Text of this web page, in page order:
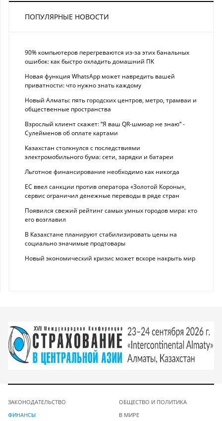
ПОПУЛЯРНЫЕ НОВОСТИ
90% компьютеров перегреваются из-за этих банальных
ошибок: как быстро охладить домашний ПК
Новая функция WhatsApp может навредить вашей
приватности: что нужно знать каждому
Новый Алматы: пять городских центров, метро, трамваи и
общественные пространства
Взрослый клиент скажет: “Я ваш QR-шмюар не знаю“ -
Сулейменов об оплате картами
Казахстан столкнулся с последствиями
электромобильного бума: сети, зарядки и батареи
Льготное финансирование необходимо как никогда
ЕС ввел санкции против оператора «Золотой Короны»,
сервис ограничил денежные переводы в ряде стран
Появился свежий рейтинг самых умных городов мира: кто
его возглавил
В Казахстане планируют стабилизировать цены на
социально значимые продтовары
Новый экономический кризис может вскоре накрыть мир
ЗАКОНОДАТЕЛЬСТВО
ФИНАНСЫ
ОБЩЕСТВО И ПОЛИТИКА
В МИРЕ